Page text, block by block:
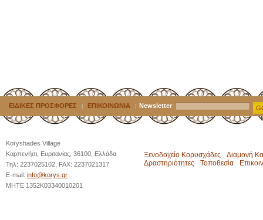
ΕΙΔΙΚΕΣ ΠΡΟΣΦΟΡΕΣ ΕΠΙΚΟΙΝΩΝΙΑ Newsletter
Koryshades Village
Καρπενήσι, Ευριτανίας, 36100, Ελλάδα
Τηλ: 2237025102, FAX: 2237021317
E-mail: info@korys.gr
MHTE 1352K03340010201
Ξενοδοχείο Κορυσχάδες
Διαμονή
Δραστηριότητες
Τοποθεσία